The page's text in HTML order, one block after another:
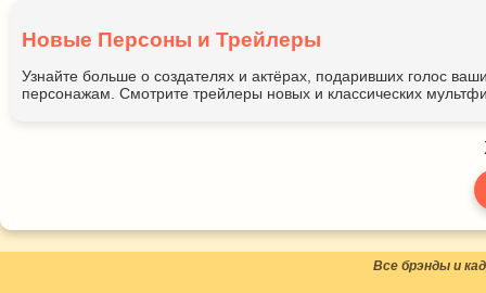
Новые Персоны и Трейлеры
Узнайте больше о создателях и актёрах, подаривших голос
персонажам. Смотрите трейлеры новых и классических
Все брэнды и